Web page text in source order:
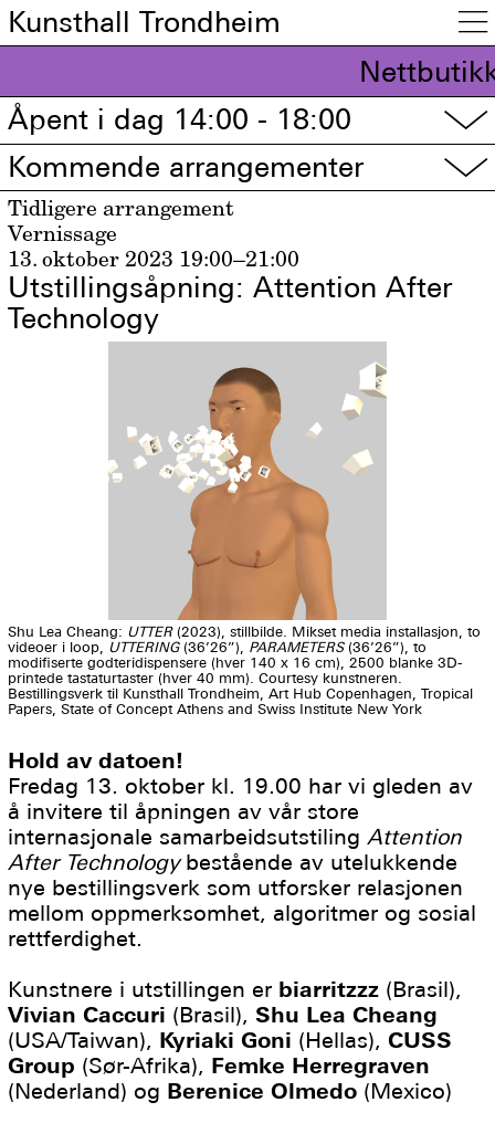
Kunsthall Trondheim 
Nettbutikk
Åpent i dag 14:00 - 18:00
▽
Kommende arrangementer ▽
Tidligere arrangement
Vernissage
13. oktober 2023 19:00–21:00
Utstillingsåpning: Attention After
Technology
Shu Lea Cheang: UTTER(2023), stillbilde. Mikset media installasjon, to
videoer i loop, UTTERING (36’26”), PARAMETERS (36’26”), to
modifiserte godteridispensere (hver 140 x 16 cm), 2500 blanke 3D-
printede tastaturtaster (hver 40 mm). Courtesy kunstneren.
Bestillingsverk til Kunsthall Trondheim, Art Hub Copenhagen, Tropical
Papers, State of Concept Athens and Swiss Institute New York
Hold av datoen!
Fredag 13. oktober kl. 19.00 har vi gleden av
å invitere til åpningen av vår store
internasjonale samarbeidsutstilingAttention
After Technologybestående av utelukkende
nye bestillingsverk som utforsker relasjonen
mellom oppmerksomhet, algoritmer og sosial
rettferdighet.
Kunstnere i utstillingen er biarritzzz (Brasil),
Vivian Caccuri (Brasil), Shu Lea Cheang
(USA/Taiwan), Kyriaki Goni (Hellas),CUSS
Group (Sør-Afrika), Femke Herregraven
(Nederland) og Berenice Olmedo (Mexico)